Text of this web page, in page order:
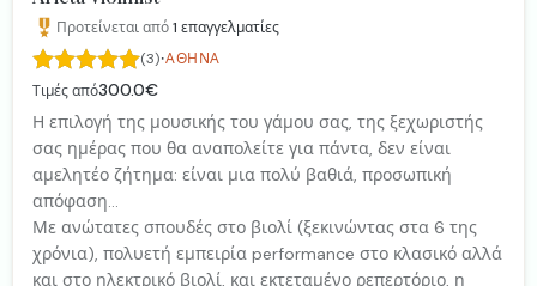
Προτείνεται από1 επαγγελματίες
(3)·ΑΘΉΝΑ
Τιμές από300.0€
Η επιλογή της μουσικής του γάμου σας, της ξεχωριστής
σας ημέρας που θα αναπολείτε για πάντα, δεν είναι
αμελητέο ζήτημα: είναι μια πολύ βαθιά, προσωπική
απόφαση...
Με ανώτατες σπουδές στο βιολί (ξεκινώντας στα 6 της
χρόνια), πολυετή εμπειρία performance στο κλασικό αλλά
και στο ηλεκτρικό βιολί, και εκτεταμένο ρεπερτόριο, η